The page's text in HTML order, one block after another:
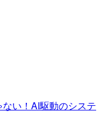
ない！AI駆動のシステ